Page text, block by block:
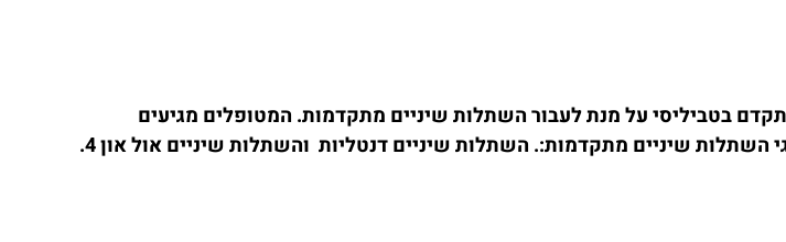
בטביליסי על מנת לעבור השתלות שיניים מתקדמות. המטופלים מגיעים
השתלות שיניים מתקדמות:. השתלות שיניים דנטליות והשתלות שיניים אול און 4.